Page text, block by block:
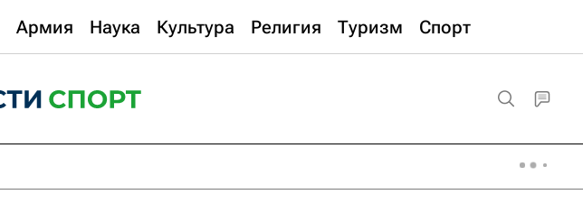
Армия Наука Культура Религия Туризм Спорт